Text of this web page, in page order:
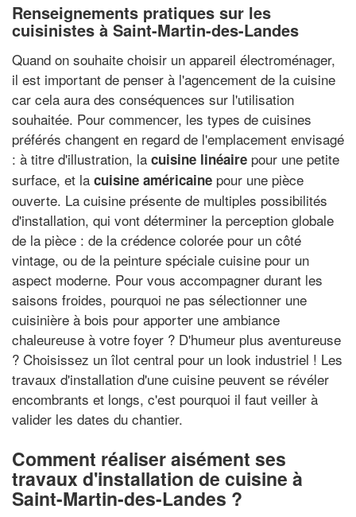
Renseignements pratiques sur les
cuisinistes à Saint-Martin-des-Landes
Quand on souhaite choisir un appareil électroménager,
il est important de penser à l'agencement de la cuisine
car cela aura des conséquences sur l'utilisation
souhaitée. Pour commencer, les types de cuisines
préférés changent en regard de l'emplacement envisagé
: à titre d'illustration, la cuisine linéaire pour une petite
surface, et la cuisine américaine pour une pièce
ouverte. La cuisine présente de multiples possibilités
d'installation, qui vont déterminer la perception globale
de la pièce : de la crédence colorée pour un côté
vintage, ou de la peinture spéciale cuisine pour un
aspect moderne. Pour vous accompagner durant les
saisons froides, pourquoi ne pas sélectionner une
cuisinière à bois pour apporter une ambiance
chaleureuse à votre foyer ? D'humeur plus aventureuse
? Choisissez un îlot central pour un look industriel ! Les
travaux d'installation d'une cuisine peuvent se révéler
encombrants et longs, c'est pourquoi il faut veiller à
valider les dates du chantier.
Comment réaliser aisément ses
travaux d'installation de cuisine à
Saint-Martin-des-Landes ?